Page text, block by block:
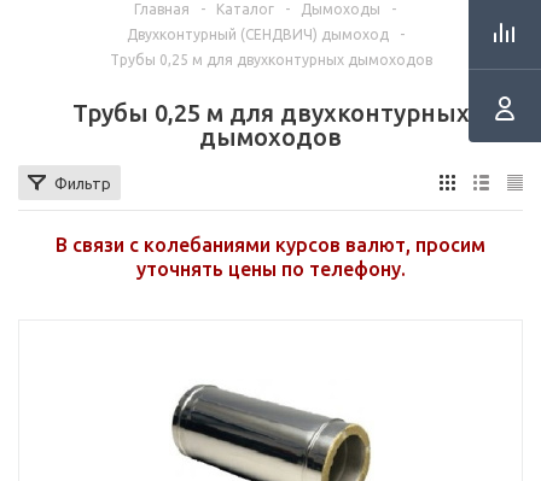
Главная - Каталог - Дымоходы
-
Двухконтурный (СЕНДВИЧ) дымоход
-
Трубы 0,25 м для двухконтурных дымоходов
Трубы 0,25 м для двухконтурных
дымоходов
Фильтр
В связи с колебаниями курсов валют, просим
уточнять цены по телефону.